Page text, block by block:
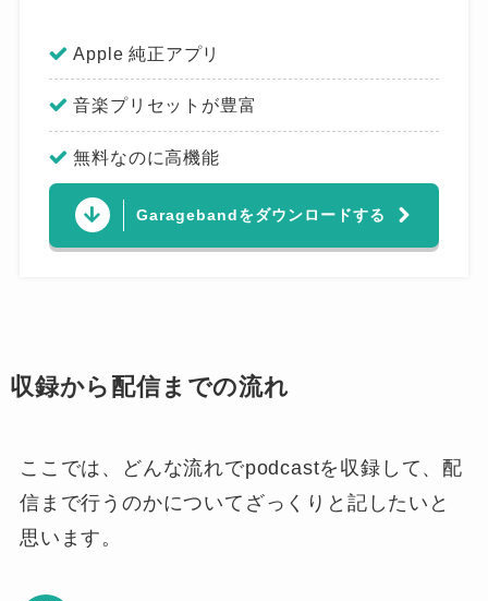
Apple 純正アプリ
音楽プリセットが豊富
無料なのに高機能
Garagebandをダウンロードする
収録から配信までの流れ
ここでは、どんな流れでpodcastを収録して、配
信まで行うのかについてざっくりと記したいと
思います。